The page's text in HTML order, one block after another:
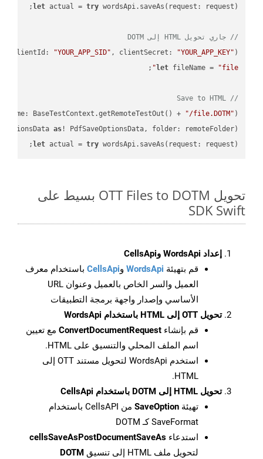
let actual = try
// جاري تحويل HTML إلى DOTM
clientId: "YOUR_APP_SID" , clientSecret: "YOUR_APP_KEY" )
let fileName = "file"
// Save to HTML
BaseTestContext.getRemoteTestOut() +
"/file.DOTM" );
as! PdfSaveOptionsData, folder: remoteFolder);
let actual = try wordsApi.saveAs(request: request);
تحويل OTT Files to DOTM بسيط على
SDK Swift
إعداد WordsApi وCellsApi
قم بتهيئة WordsApi وCellsApi باستخدام معرف
العميل والسر الخاص بالعميل وعنوان URL
الأساسي وإصدار واجهة برمجة التطبيقات
تحويل OTT إلى HTML باستخدام WordsApi
قم بإنشاء ConvertDocumentRequest مع تعيين
اسم الملف المحلي والتنسيق على HTML.
استخدم WordsApi لتحويل مستند OTT إلى
HTML.
تحويل HTML إلى DOTM باستخدام CellsApi
تهيئة SaveOption
من CellsAPI باستخدام
SaveFormat كـ DOTM
استدعاء cellsSaveAsPostDocumentSaveAs
لتحويل ملف HTML إلى تنسيق
DOTM